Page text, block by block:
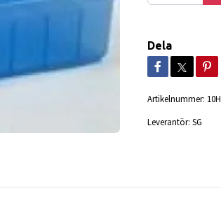
Dela
Artikelnummer:
Leverantör: SG